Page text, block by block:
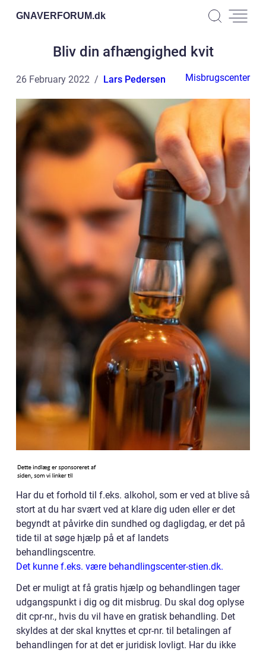
GNAVERFORUM.dk
Bliv din afhængighed kvit
26 February 2022 Lars Pedersen Misbrugscenter
Har du et forhold til f.eks. alkohol, som er ved at blive så
stort at du har svært ved at klare dig uden eller er det
begyndt at påvirke din sundhed og dagligdag, er det på
tide til at søge hjælp på et af landets
behandlingscentre.
Det kunne f.eks. være behandlingscenter-stien.dk.
Det er muligt at få gratis hjælp og behandlingen tager
udgangspunkt i dig og dit misbrug. Du skal dog oplyse
dit cpr-nr., hvis du vil have en gratisk behandling. Det
skyldes at der skal knyttes et cpr-nr. til betalingen af
behandlingen for at det er juridisk lovligt. Har du ikke